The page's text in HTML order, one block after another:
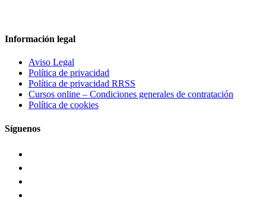
Información legal
Aviso Legal
Política de privacidad
Política de privacidad RRSS
Cursos online – Condiciones generales de contratación
Política de cookies
Síguenos